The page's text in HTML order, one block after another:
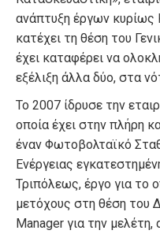
ανάπτυξη έργων κυρίως
κατέχει τη θέση του
έχει καταφέρει να
εξέλιξη άλλα δύο, στα
Το 2007 ίδρυσε την
οποία έχει στην πλήρη
έναν Φωτοβολταϊκό
Ενέργειας
Τριπόλεως, έργο για το
μετόχους στη θέση του
Manager για την